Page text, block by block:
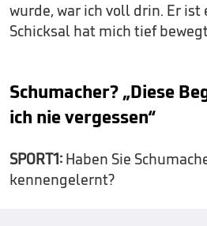
wurde, war ich voll drin. Er ist
Schicksal hat mich tief
Schumacher? „Diese
ich nie vergessen“
SPORT1: Haben Sie
kennengelernt?